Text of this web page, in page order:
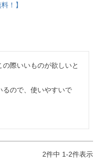
！】
際いいものが欲しいと
るので、使いやすいで
2件中 1-2件表示